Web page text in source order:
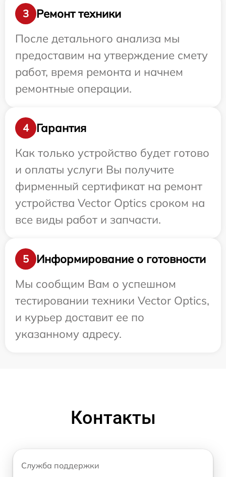
3
Ремонт техники
После детального анализа мы
предоставим на утверждение смету
работ, время ремонта и начнем
ремонтные операции.
4
Гарантия
Как только устройство будет готово
и оплаты услуги Вы получите
фирменный сертификат на ремонт
устройства Vector Optics сроком на
все виды работ и запчасти.
5
Информирование о готовности
Мы сообщим Вам о успешном
тестировании техники Vector Optics,
и курьер доставит ее по
указанному адресу.
Контакты
Служба поддержки